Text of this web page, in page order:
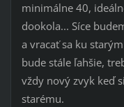
minimálne 40,
dookola... Síce
a vracať sa ku
bude stále ľahšie,
vždy nový zvyk keď
starému.